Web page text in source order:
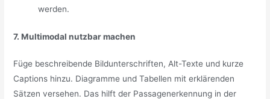
werden.
7. Multimodal nutzbar machen
Füge beschreibende Bildunterschriften, Alt-Texte und kurze
Captions hinzu. Diagramme und Tabellen mit erklärenden
Sätzen versehen. Das hilft der Passagenerkennung in der